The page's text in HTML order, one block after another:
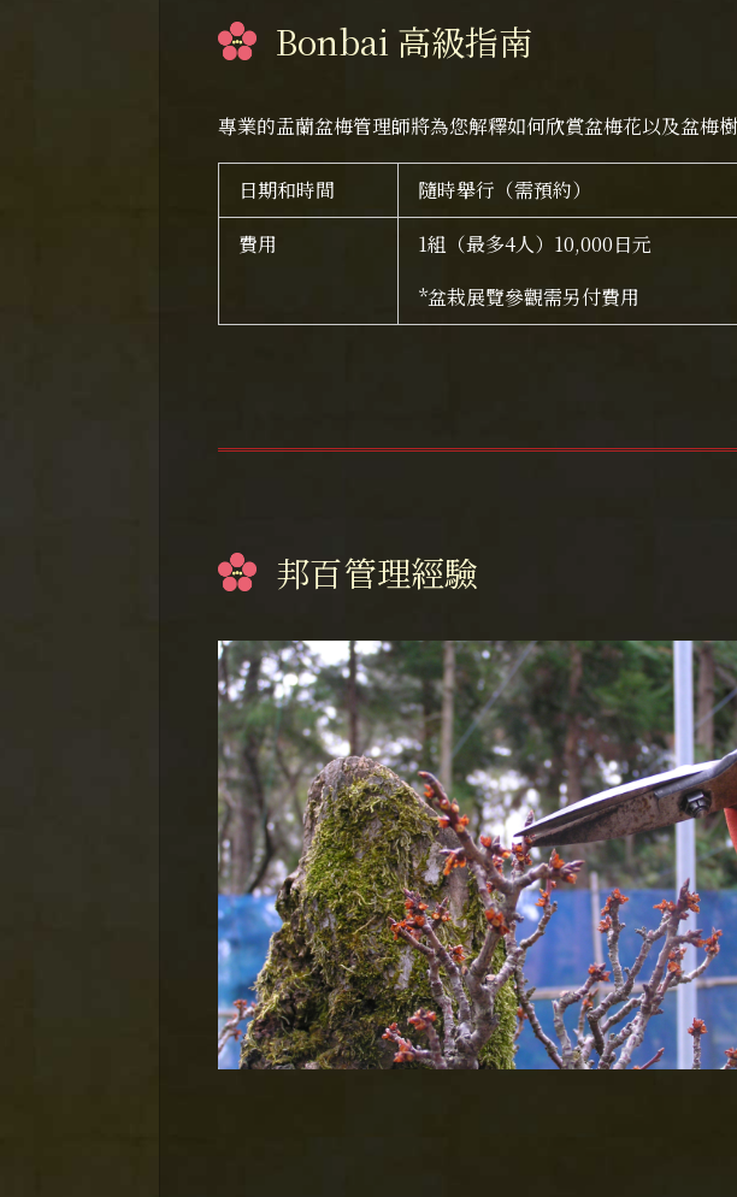
Bonbai 高級指南
專業的盂蘭盆梅管理師將為您解釋如何欣賞盆梅花以及盆梅樹
日期和時間
隨時舉行（需預約）
費用
1組（最多4人）10,000日元
*盆栽展覽參觀需另付費用
邦百管理經驗